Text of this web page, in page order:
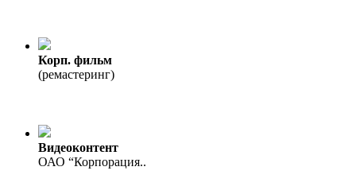
Корп. фильм
(ремастеринг)
Видеоконтент
ОАО “Корпорация..